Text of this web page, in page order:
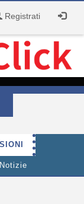
Registrati
Notizie